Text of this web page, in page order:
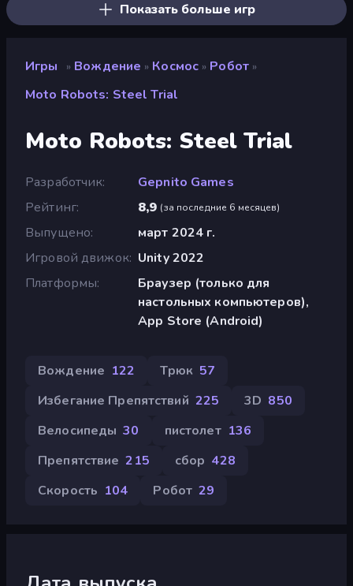
Показать больше игр
Игры » Вождение » Космос » Робот »
Moto Robots: Steel Trial
Moto Robots: Steel Trial
Разработчик
Gepnito Games
Рейтинг
8,9 (за последние 6 месяцев)
Выпущено
март 2024 г.
Игровой движок Unity 2022
Платформы
Браузер (только для
настольных компьютеров),
App Store (Android)
Вождение 122 Трюк 57
Избегание Препятствий 225 3D 850
Велосипеды 30 пистолет 136
Препятствие 215 сбор 428
Скорость 104 Робот 29